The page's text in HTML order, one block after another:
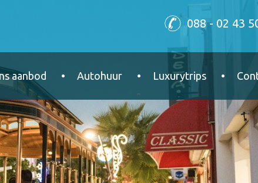
088 - 02 43
aanbod Autohuur Luxurytrips